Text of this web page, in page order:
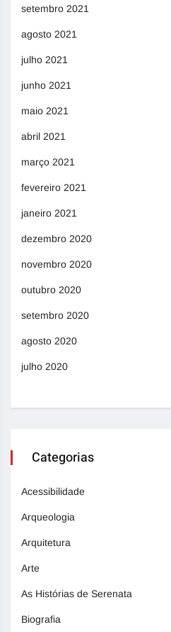
setembro 2021
agosto 2021
julho 2021
junho 2021
maio 2021
abril 2021
março 2021
fevereiro 2021
janeiro 2021
dezembro 2020
novembro 2020
outubro 2020
setembro 2020
agosto 2020
julho 2020
Categorias
Acessibilidade
Arqueologia
Arquitetura
Arte
As Histórias de Serenata
Biografia